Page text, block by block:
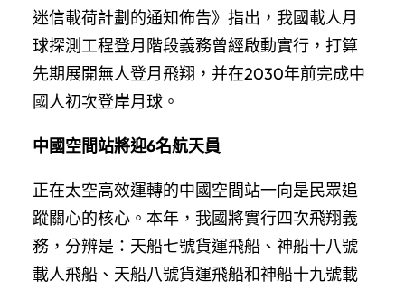
迷信載荷計劃的通知佈告》指出，我國載人月
球探測工程登月階段義務曾經啟動實行，打算
先期展開無人登月飛翔，并在2030年前完成中
國人初次登岸月球。
中國空間站將迎6名航天員
正在太空高效運轉的中國空間站一向是民眾追
蹤關心的核心。本年，我國將實行四次飛翔義
務，分辨是：天船七號貨運飛船、神船十八號
載人飛船、天船八號貨運飛船和神船十九號載